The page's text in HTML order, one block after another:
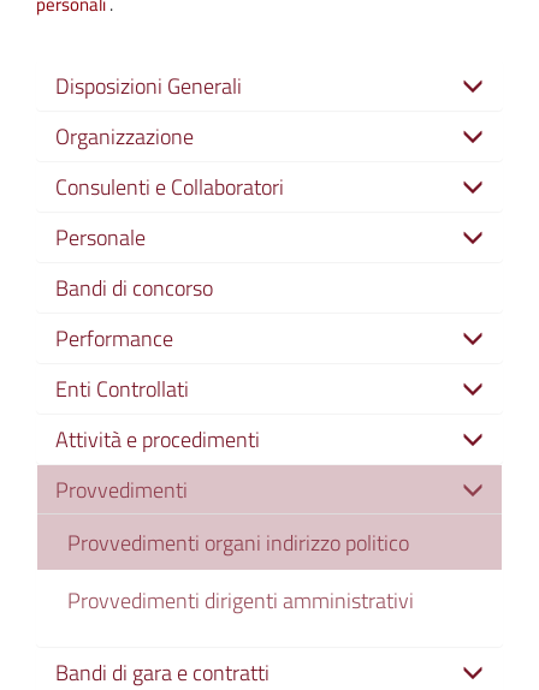
Disposizioni Generali
Organizzazione
Consulenti e Collaboratori
Personale
Bandi di concorso
Performance
Enti Controllati
Attività e procedimenti
Provvedimenti
Provvedimenti organi indirizzo politico
Provvedimenti dirigenti amministrativi
Bandi di gara e contratti